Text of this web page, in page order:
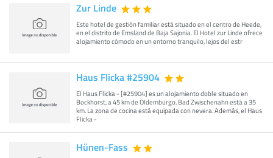
Zur Linde
Este hotel de gestión familiar está situado en el centro de Heede,
en el distrito de Emsland de Baja Sajonia. El Hotel zur Linde ofrece
alojamiento cómodo en un entorno tranquilo, lejos del estr
Haus Flicka #25904
El Haus Flicka - [#25904] es un alojamiento doble situado en
Bockhorst, a 45 km de Oldemburgo. Bad Zwischenahn está a 35
km. La zona de cocina está equipada con nevera. Además, el Haus
Flicka -
Hünen-Fass